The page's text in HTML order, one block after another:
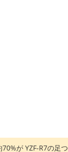
が YZF-R7の足